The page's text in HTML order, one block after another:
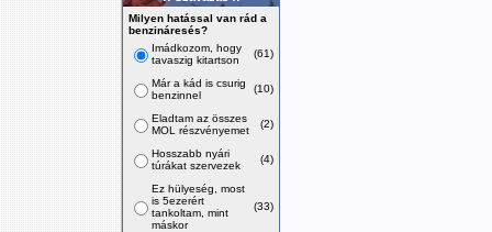
Milyen hatással van rád a
benzináresés?
Imádkozom, hogy
tavaszig kitartson
(61)
Már a kád is csurig
benzinnel
(10)
Eladtam az összes
MOL részvényemet
(2)
Hosszabb nyári
túrákat szervezek
(4)
Ez hülyeség, most
is 5ezerért
tankoltam, mint
máskor
(33)